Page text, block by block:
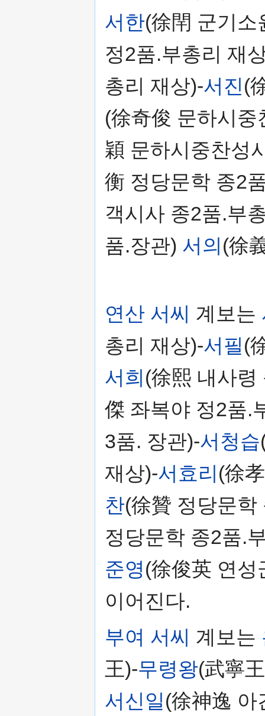
서한(徐閈 군기소
정2품.부총리 재
총리 재상)-서진(
(徐奇俊 문하시
穎 문하시중찬성
衡 정당문학 종2
객시사 종2품.부
품.장관) 서의 (徐
연산 서씨 계보는
총리 재상)-서필(
서희 (徐熙 내사령
傑 좌복야 정2품.
3품. 장관)-서청습
재상)-서효리 (徐
찬(徐贊 정당문학
정당문학 종2품.
준영(徐俊英 연
이어진다.
부여 서씨 계보는
王)-무령왕(武寧
서신일(徐神逸 아